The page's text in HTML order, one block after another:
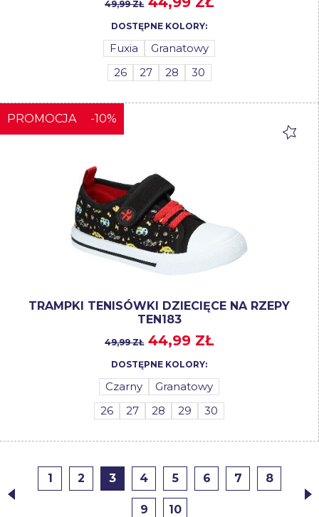
49,99 ZŁ
DOSTĘPNE KOLORY:
Fuxia
Granatowy
26
27 28 30
PROMOCJA -10%
TRAMPKI TENISÓWKI DZIECIĘCE NA RZEPY
TEN183
49,99 ZŁ 44,99 ZŁ
DOSTĘPNE KOLORY:
Czarny
Granatowy
26
27 28 29 30
1 2 3 4 5 6 7 8
9 10